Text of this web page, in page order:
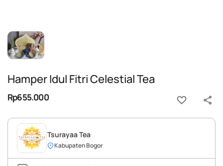
Hamper Idul Fitri Celestial Tea
Rp655.000
Tsurayaa Tea
Kabupaten Bogor